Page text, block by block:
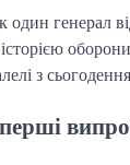
генерал
з